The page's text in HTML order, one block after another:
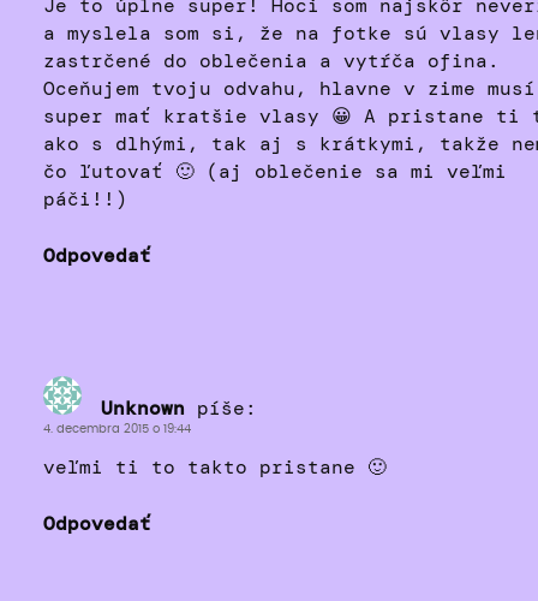
Je to úplne super! Hoci som najskôr
a myslela som si, že na fotke sú vlasy
zastrčené do oblečenia a vytŕča ofina.
Oceňujem tvoju odvahu, hlavne v zime
super mať kratšie vlasy 😀 A pristane ti
ako s dlhými, tak aj s krátkymi, takže
čo ľutovať 🙂 (aj oblečenie sa mi veľmi
páči!!)
Odpovedať
Unknown píše:
4. decembra 2015 o 19:44
veľmi ti to takto pristane 🙂
Odpovedať